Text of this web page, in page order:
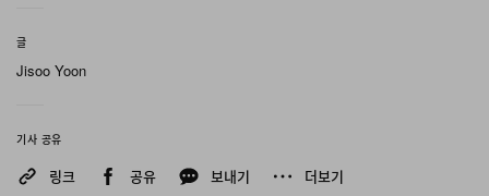
글
Jisoo Yoon
기사 공유
링크 공유 보내기 더보기